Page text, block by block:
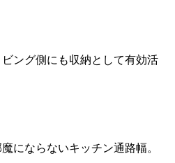
ング側にも収納として有効活
にならないキッチン通路幅。